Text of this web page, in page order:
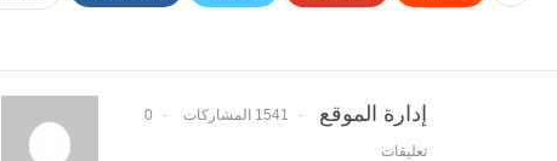
إدارة الموقع 1541 المشاركات 0
تعليقات